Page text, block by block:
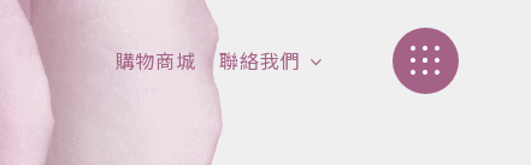
購物商城
聯絡我們